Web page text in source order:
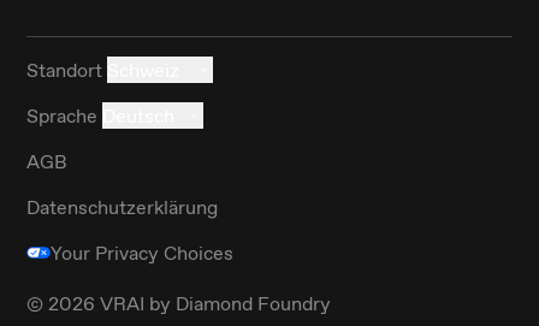
Standort
Sprache
AGB
Datenschutzerklärung
Your Privacy Choices
© 2026 VRAI by Diamond Foundry